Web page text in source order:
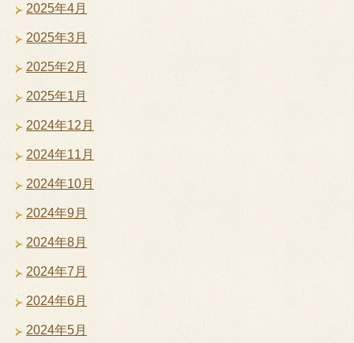
2025年4月
2025年3月
2025年2月
2025年1月
2024年12月
2024年11月
2024年10月
2024年9月
2024年8月
2024年7月
2024年6月
2024年5月